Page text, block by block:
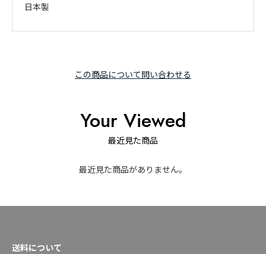
日本製
この商品について問い合わせる
Your Viewed
最近見た商品
最近見た商品がありません。
送料について